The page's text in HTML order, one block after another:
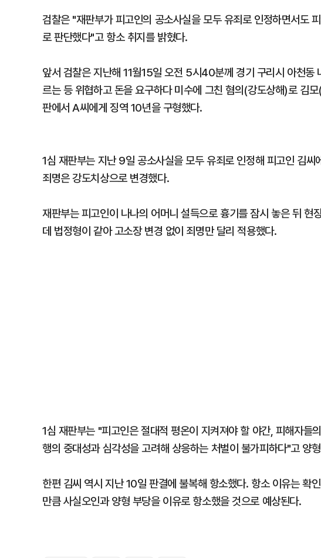
검찰은 "재판부가 피고인의 공소사실을 모두 유죄로 인정하면서도
로 판단했다"고 항소 취지를 밝혔다.
앞서 검찰은 지난해 11월15일 오전 5시40분께 경기 구리시 아천동
르는 등 위협하고 돈을 요구하다 미수에 그친 혐의(강도상해)로 김
판에서 A씨에게 징역 10년을 구형했다.
1심 재판부는 지난 9일 공소사실을 모두 유죄로 인정해 피고인 김
죄명은 강도치상으로 변경했다.
재판부는 피고인이 나나의 어머니 설득으로 흉기를 잠시 놓은 뒤 현
데 법정형이 같아 고소장 변경 없이 죄명만 달리 적용했다.
1심 재판부는 "피고인은 절대적 평온이 지켜져야 할 야간, 피해자들
행의 중대성과 심각성을 고려해 상응하는 처벌이 불가피하다"고 양
한편 김씨 역시 지난 10일 판결에 불복해 항소했다. 항소 이유는 확
만큼 사실오인과 양형 부당을 이유로 항소했을 것으로 예상된다.